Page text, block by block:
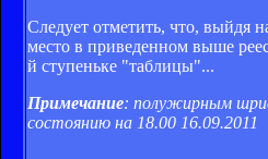
Следует отметить, что,
место в приведенном выше
й ступеньке "таблицы"...
Примечание: полужирным
состоянию на 18.00 16.09.2011